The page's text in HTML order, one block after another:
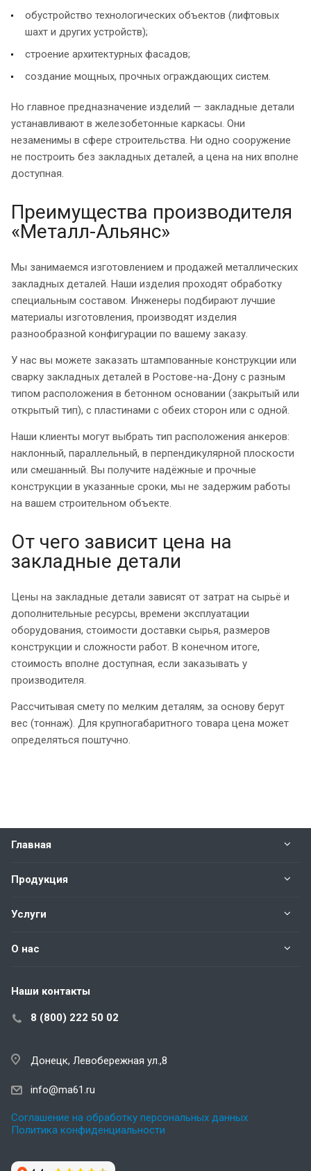
обустройство технологических объектов (лифтовых
шахт и других устройств);
строение архитектурных фасадов;
создание мощных, прочных ограждающих систем.
Но главное предназначение изделий — закладные детали
устанавливают в железобетонные каркасы. Они
незаменимы в сфере строительства. Ни одно сооружение
не построить без закладных деталей, а цена на них вполне
доступная.
Преимущества производителя
«Металл-Альянс»
Мы занимаемся изготовлением и продажей металлических
закладных деталей. Наши изделия проходят обработку
специальным составом. Инженеры подбирают лучшие
материалы изготовления, производят изделия
разнообразной конфигурации по вашему заказу.
У нас вы можете заказать штампованные конструкции или
сварку закладных деталей в Ростове-на-Дону с разным
типом расположения в бетонном основании (закрытый или
открытый тип), с пластинами с обеих сторон или с одной.
Наши клиенты могут выбрать тип расположения анкеров:
наклонный, параллельный, в перпендикулярной плоскости
или смешанный. Вы получите надёжные и прочные
конструкции в указанные сроки, мы не задержим работы
на вашем строительном объекте.
От чего зависит цена на
закладные детали
Цены на закладные детали зависят от затрат на сырьё и
дополнительные ресурсы, времени эксплуатации
оборудования, стоимости доставки сырья, размеров
конструкции и сложности работ. В конечном итоге,
стоимость вполне доступная, если заказывать у
производителя.
Рассчитывая смету по мелким деталям, за основу берут
вес (тоннаж). Для крупногабаритного товара цена может
определяться поштучно.
Главная
Продукция
Услуги
О нас
Наши контакты
8 (800) 222 50 02
Донецк, Левобережная ул.,8
info@ma61.ru
Соглашение на обработку персональных данных
Политика конфиденциальности